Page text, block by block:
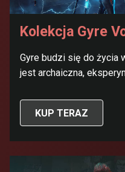
Kolekcja Gyre
Gyre budzi się do życia
jest archaiczna,
KUP TERAZ